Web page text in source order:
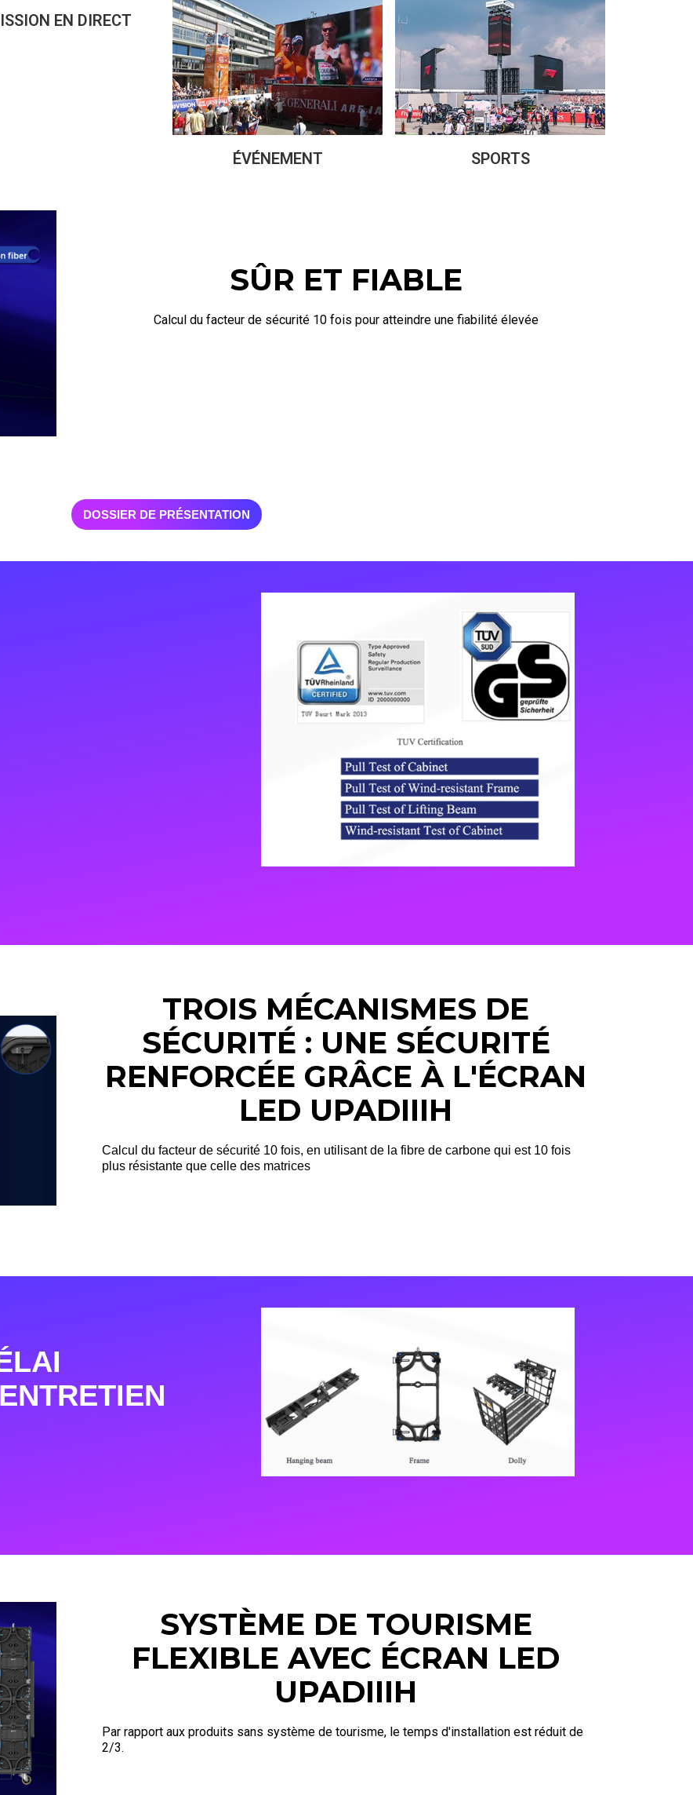
EN DIRECT
ÉVÉNEMENT SPORTS
SÛR ET FIABLE
Calcul du facteur de sécurité 10 fois pour atteindre une fiabilité élevée
DOSSIER DE PRÉSENTATION
TROIS MÉCANISMES DE
SÉCURITÉ : UNE SÉCURITÉ
RENFORCÉE GRÂCE À L'ÉCRAN
LED UPADIIIH
Calcul du facteur de sécurité 10 fois, en utilisant de la fibre de carbone qui est 10 fois
plus résistante que celle des matrices
SYSTÈME DE TOURISME
FLEXIBLE AVEC ÉCRAN LED
UPADIIIH
Par rapport aux produits sans système de tourisme, le temps d'installation est réduit de
2/3.